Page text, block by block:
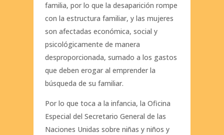
familia, por lo que la desaparición rompe
con la estructura familiar, y las mujeres
son afectadas económica, social y
psicológicamente de manera
desproporcionada, sumado a los gastos
que deben erogar al emprender la
búsqueda de su familiar.
Por lo que toca a la infancia, la Oficina
Especial del Secretario General de las
Naciones Unidas sobre niñas y niños y